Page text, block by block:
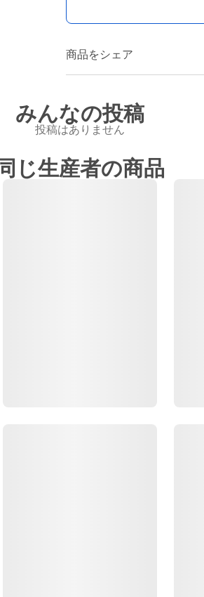
商品をシェア
みんなの投稿
投稿はありません
同じ生産者の商品